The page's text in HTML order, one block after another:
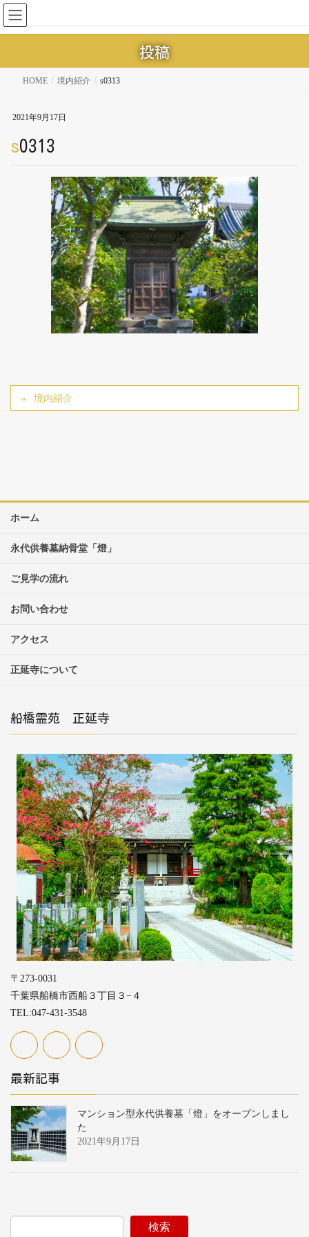
投稿
HOME 境内紹介 s0313
2021年9月17日
s0313
境内紹介
ホーム
永代供養墓納骨堂「燈」
ご見学の流れ
お問い合わせ
アクセス
正延寺について
船橋霊苑 正延寺
〒273-0031
千葉県船橋市西船３丁目３−４
TEL:047-431-3548
最新記事
マンション型永代供養墓「燈」をオープンしまし
た
2021年9月17日
検索